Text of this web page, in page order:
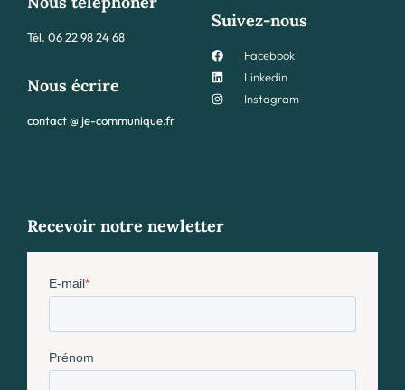
Tél. 06 22 98 24 68
Nous écrire
contact @ je-communique.fr
Suivez-nous
Facebook
Linkedin
Instagram
Recevoir notre newletter